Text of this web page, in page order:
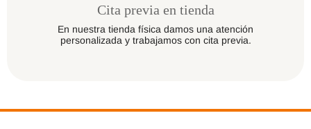
Cita previa en tienda
En nuestra tienda física damos una atención
personalizada y trabajamos con cita previa.